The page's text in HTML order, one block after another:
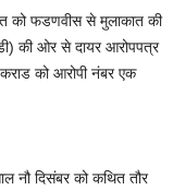
को फडणवीस से मुलाकात की
की ओर से दायर आरोपपत्र
को आरोपी नंबर एक
नौ दिसंबर को कथित तौर